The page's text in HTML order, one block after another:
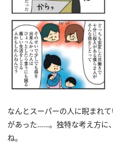
なんとスーパーの人に睨まれ
があった……。独特な考え方に
ね。